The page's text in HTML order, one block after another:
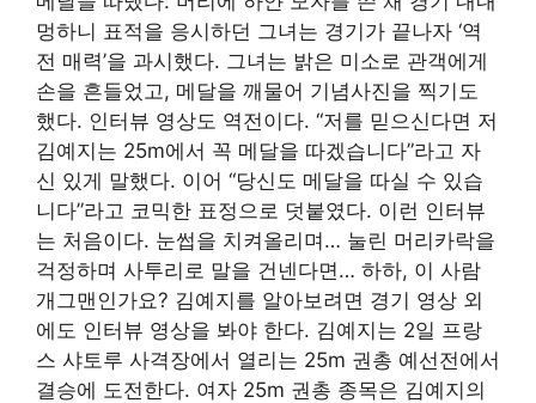
멍하니 표적을 응시하던 그녀는 경기가 끝나자 ‘역
전 매력’을 과시했다. 그녀는 밝은 미소로 관객에게
손을 흔들었고, 메달을 깨물어 기념사진을 찍기도
했다. 인터뷰 영상도 역전이다. “저를 믿으신다면 저
김예지는 25m에서 꼭 메달을 따겠습니다”라고 자
신 있게 말했다. 이어 “당신도 메달을 따실 수 있습
니다”라고 코믹한 표정으로 덧붙였다. 이런 인터뷰
는 처음이다. 눈썹을 치켜올리며… 눌린 머리카락을
걱정하며 사투리로 말을 건넨다면… 하하, 이 사람
개그맨인가요? 김예지를 알아보려면 경기 영상 외
에도 인터뷰 영상을 봐야 한다. 김예지는 2일 프랑
스 샤토루 사격장에서 열리는 25m 권총 예선전에서
결승에 도전한다. 여자 25m 권총 종목은 김예지의